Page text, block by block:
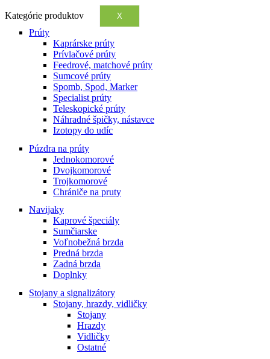
Kategórie produktov X
Prúty
Kaprárske prúty
Prívlačové prúty
Feedrové, matchové prúty
Sumcové prúty
Spomb, Spod, Marker
Specialist prúty
Teleskopické prúty
Náhradné špičky, nástavce
Izotopy do udíc
Púzdra na prúty
Jednokomorové
Dvojkomorové
Trojkomorové
Chrániče na pruty
Navijaky
Kaprové špeciály
Sumčiarske
Voľnobežná brzda
Predná brzda
Zadná brzda
Doplnky
Stojany a signalizátory
Stojany, hrazdy, vidličky
Stojany
Hrazdy
Vidličky
Ostatné